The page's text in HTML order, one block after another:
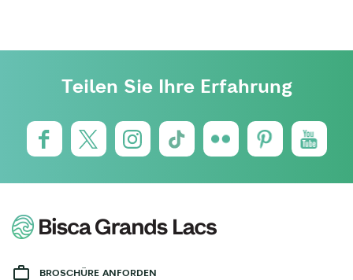
Teilen Sie Ihre Erfahrung
BROSCHÜRE ANFORDEN